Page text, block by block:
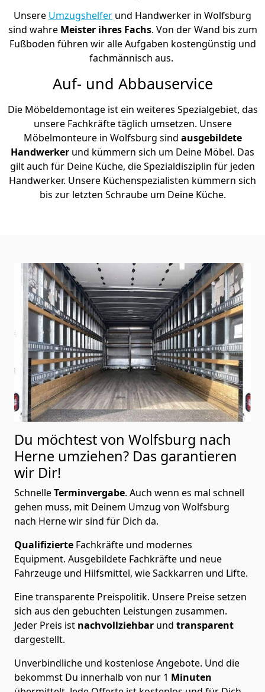
Unsere Umzugshelfer und Handwerker in Wolfsburg
sind wahre Meister ihres Fachs. Von der Wand bis zum
Fußboden führen wir alle Aufgaben kostengünstig und
fachmännisch aus.
Auf- und Abbauservice
Die Möbeldemontage ist ein weiteres Spezialgebiet, das
unsere Fachkräfte täglich umsetzen. Unsere
Möbelmonteure in Wolfsburg sind ausgebildete
Handwerker und kümmern sich um Deine Möbel. Das
gilt auch für Deine Küche, die Spezialdisziplin für jeden
Handwerker. Unsere Küchenspezialisten kümmern sich
bis zur letzten Schraube um Deine Küche.
Du möchtest von Wolfsburg nach
Herne umziehen? Das garantieren
wir Dir!
SchnelleTerminvergabe. Auch wenn es mal schnell
gehen muss, mit Deinem Umzug von Wolfsburg
nach Herne wir sind für Dich da.
Qualifizierte Fachkräfte und modernes
Equipment. Ausgebildete Fachkräfte und neue
Fahrzeuge und Hilfsmittel, wie Sackkarren und Lifte.
Eine transparente Preispolitik. Unsere Preise setzen
sich aus den gebuchten Leistungen zusammen.
Jeder Preis ist nachvollziehbar und transparent
dargestellt.
Unverbindliche und kostenlose Angebote. Und die
bekommst Du innerhalb von nur 1 Minuten